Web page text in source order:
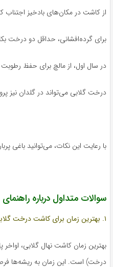
از کاشت در مکان‌های بادخیز اجتناب
برای گرده‌افشانی، حداقل دو درخت
در سال اول، از مالچ برای حفظ رطوبت
درخت گلابی می‌تواند در گلدان نیز
با رعایت این نکات، می‌توانید باغی
سوالات متداول درباره
۱. بهترین زمان برای کاشت درخت گلابی چه موقع است؟
بهترین زمان کاشت نهال گلابی، اواخر
درخت) است. این زمان به ریشه‌ها